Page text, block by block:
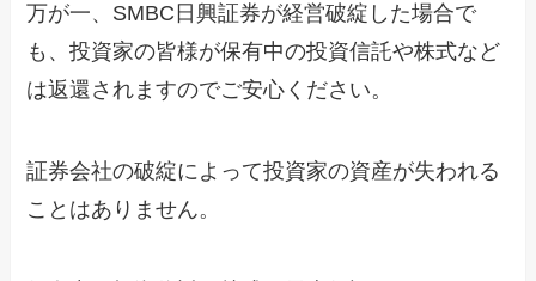
万が一、SMBC日興証券が経営破綻した場合で
も、投資家の皆様が保有中の投資信託や株式など
は返還されますのでご安心ください。
証券会社の破綻によって投資家の資産が失われる
ことはありません。